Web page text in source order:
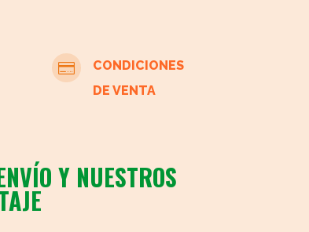

CONDICIONES
DE VENTA
Y NUESTROS